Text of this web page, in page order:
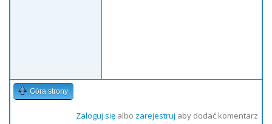
Góra strony
Zaloguj sięalbo zarejestruj aby dodać komentarz